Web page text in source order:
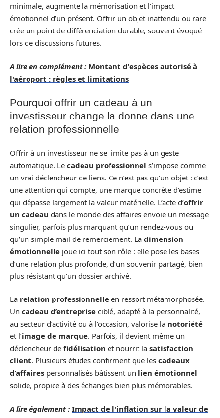
minimale, augmente la mémorisation et l’impact
émotionnel d’un présent. Offrir un objet inattendu ou rare
crée un point de différenciation durable, souvent évoqué
lors de discussions futures.
A lire en complément : Montant d'espèces autorisé à
l'aéroport : règles et limitations
Pourquoi offrir un cadeau à un
investisseur change la donne dans une
relation professionnelle
Offrir à un investisseur ne se limite pas à un geste
automatique. Le cadeau professionnel s’impose comme
un vrai déclencheur de liens. Ce n’est pas qu’un objet : c’est
une attention qui compte, une marque concrète d’estime
qui dépasse largement la valeur matérielle. L’acte d’offrir
un cadeau dans le monde des affaires envoie un message
singulier, parfois plus marquant qu’un rendez-vous ou
qu’un simple mail de remerciement. La dimension
émotionnelle joue ici tout son rôle : elle pose les bases
d’une relation plus profonde, d’un souvenir partagé, bien
plus résistant qu’un dossier archivé.
La relation professionnelle en ressort métamorphosée.
Un cadeau d’entreprise ciblé, adapté à la personnalité,
au secteur d’activité ou à l’occasion, valorise la notoriété
et l’image de marque. Parfois, il devient même un
déclencheur de fidélisation et nourrit la satisfaction
client. Plusieurs études confirment que les cadeaux
d’affaires personnalisés bâtissent un lien émotionnel
solide, propice à des échanges bien plus mémorables.
A lire également : Impact de l'inflation sur la valeur de